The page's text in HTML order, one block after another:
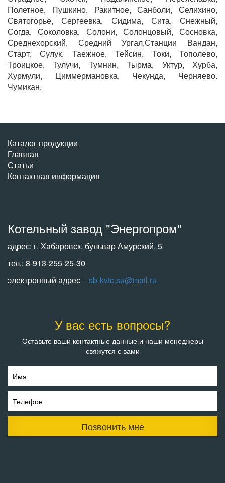
Полетное, Пушкино, Ракитное, Санболи, Селихино,
Святогорье, Сергеевка, Сидима, Сита, Снежный,
Согда, Соколовка, Солони, Солонцовый, Сосновка,
Среднехорский, Средний Ургал,Станции Вандан,
Старт, Сулук, Таежное, Тейсин, Токи, Тополево,
Троицкое, Тулучи, Тумнин, Тырма, Уктур, Хурба,
Хурмули, Циммермановка, Чекунда, Черняево.
Чумикан.
Каталог продукции
Главная
Статьи
Контактная информация
Котельный завод "Энергопром"
адрес: г. Хабаровск, бульвар Амурский, 5
тел.: 8-913-255-25-30
электронный адрес - sb-kvtc.su@mail.ru
У вас есть вопросы?
Оставьте ваши контактные данные и наши менеджеры
свяжутся с вами
Имя
Телефон
Позвонить мне